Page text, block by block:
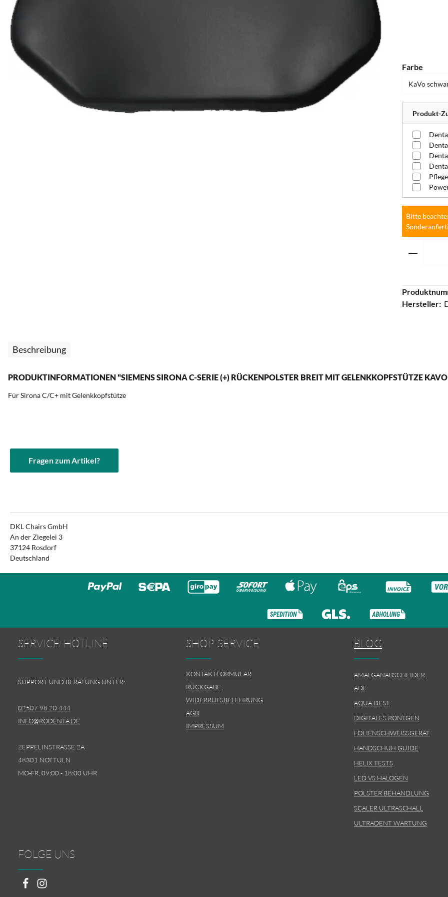
Farbe
Produkt-
Bitte
Hersteller:
Beschreibung
PRODUKTINFORMATIONEN "SIEMENS SIRONA C-SERIE (+) RÜCKENPOLSTER BREIT MIT GELENKKOPFSTÜTZE
Für Sirona C/C+ mit Gelenkkopfstütze
Fragen zum Artikel?
DKL Chairs GmbH
An der Ziegelei 3
37124 Rosdorf
Deutschland
SERVICE-HOTLINE
SUPPORT UND BERATUNG UNTER:
02507 98 20 444
INFO@RODENTA.DE
ZEPPELINSTRASSE 2A
48301 NOTTULN
MO-FR, 09:00 - 18:00 UHR
SHOP-SERVICE
KONTAKTFORMULAR
RÜCKGABE
WIDERRUFSBELEHRUNG
AGB
IMPRESSUM
BLOG
AMALGANABSCHEIDER
ADE
AQUA DEST
DIGITALES RÖNTGEN
FOLIENSCHWEISSGERÄT
HANDSCHUH GUIDE
HELIX TESTS
LED VS HALOGEN
POLSTER BEHANDLUNG
SCALER ULTRASCHALL
ULTRADENT WARTUNG
FOLGE UNS